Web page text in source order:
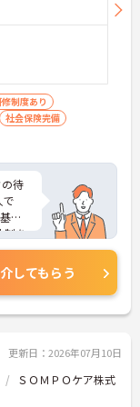
プ
レ
フォ
移
が
ー
制度あり
社会保険完備
待
で
盤
制を
評価
み
日固
ンで
や煩
もあ
ャ
環境
してもらう
更新日：2026年07月10日
ＳＯＭＰＯケア株式